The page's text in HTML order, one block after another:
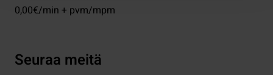
0,00€/min + pvm/mpm
Seuraa meitä